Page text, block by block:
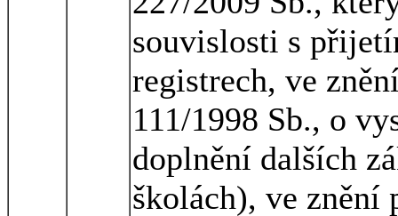
souvislosti s
registrech, ve
111/1998 Sb., o
doplnění dalších
školách), ve znění